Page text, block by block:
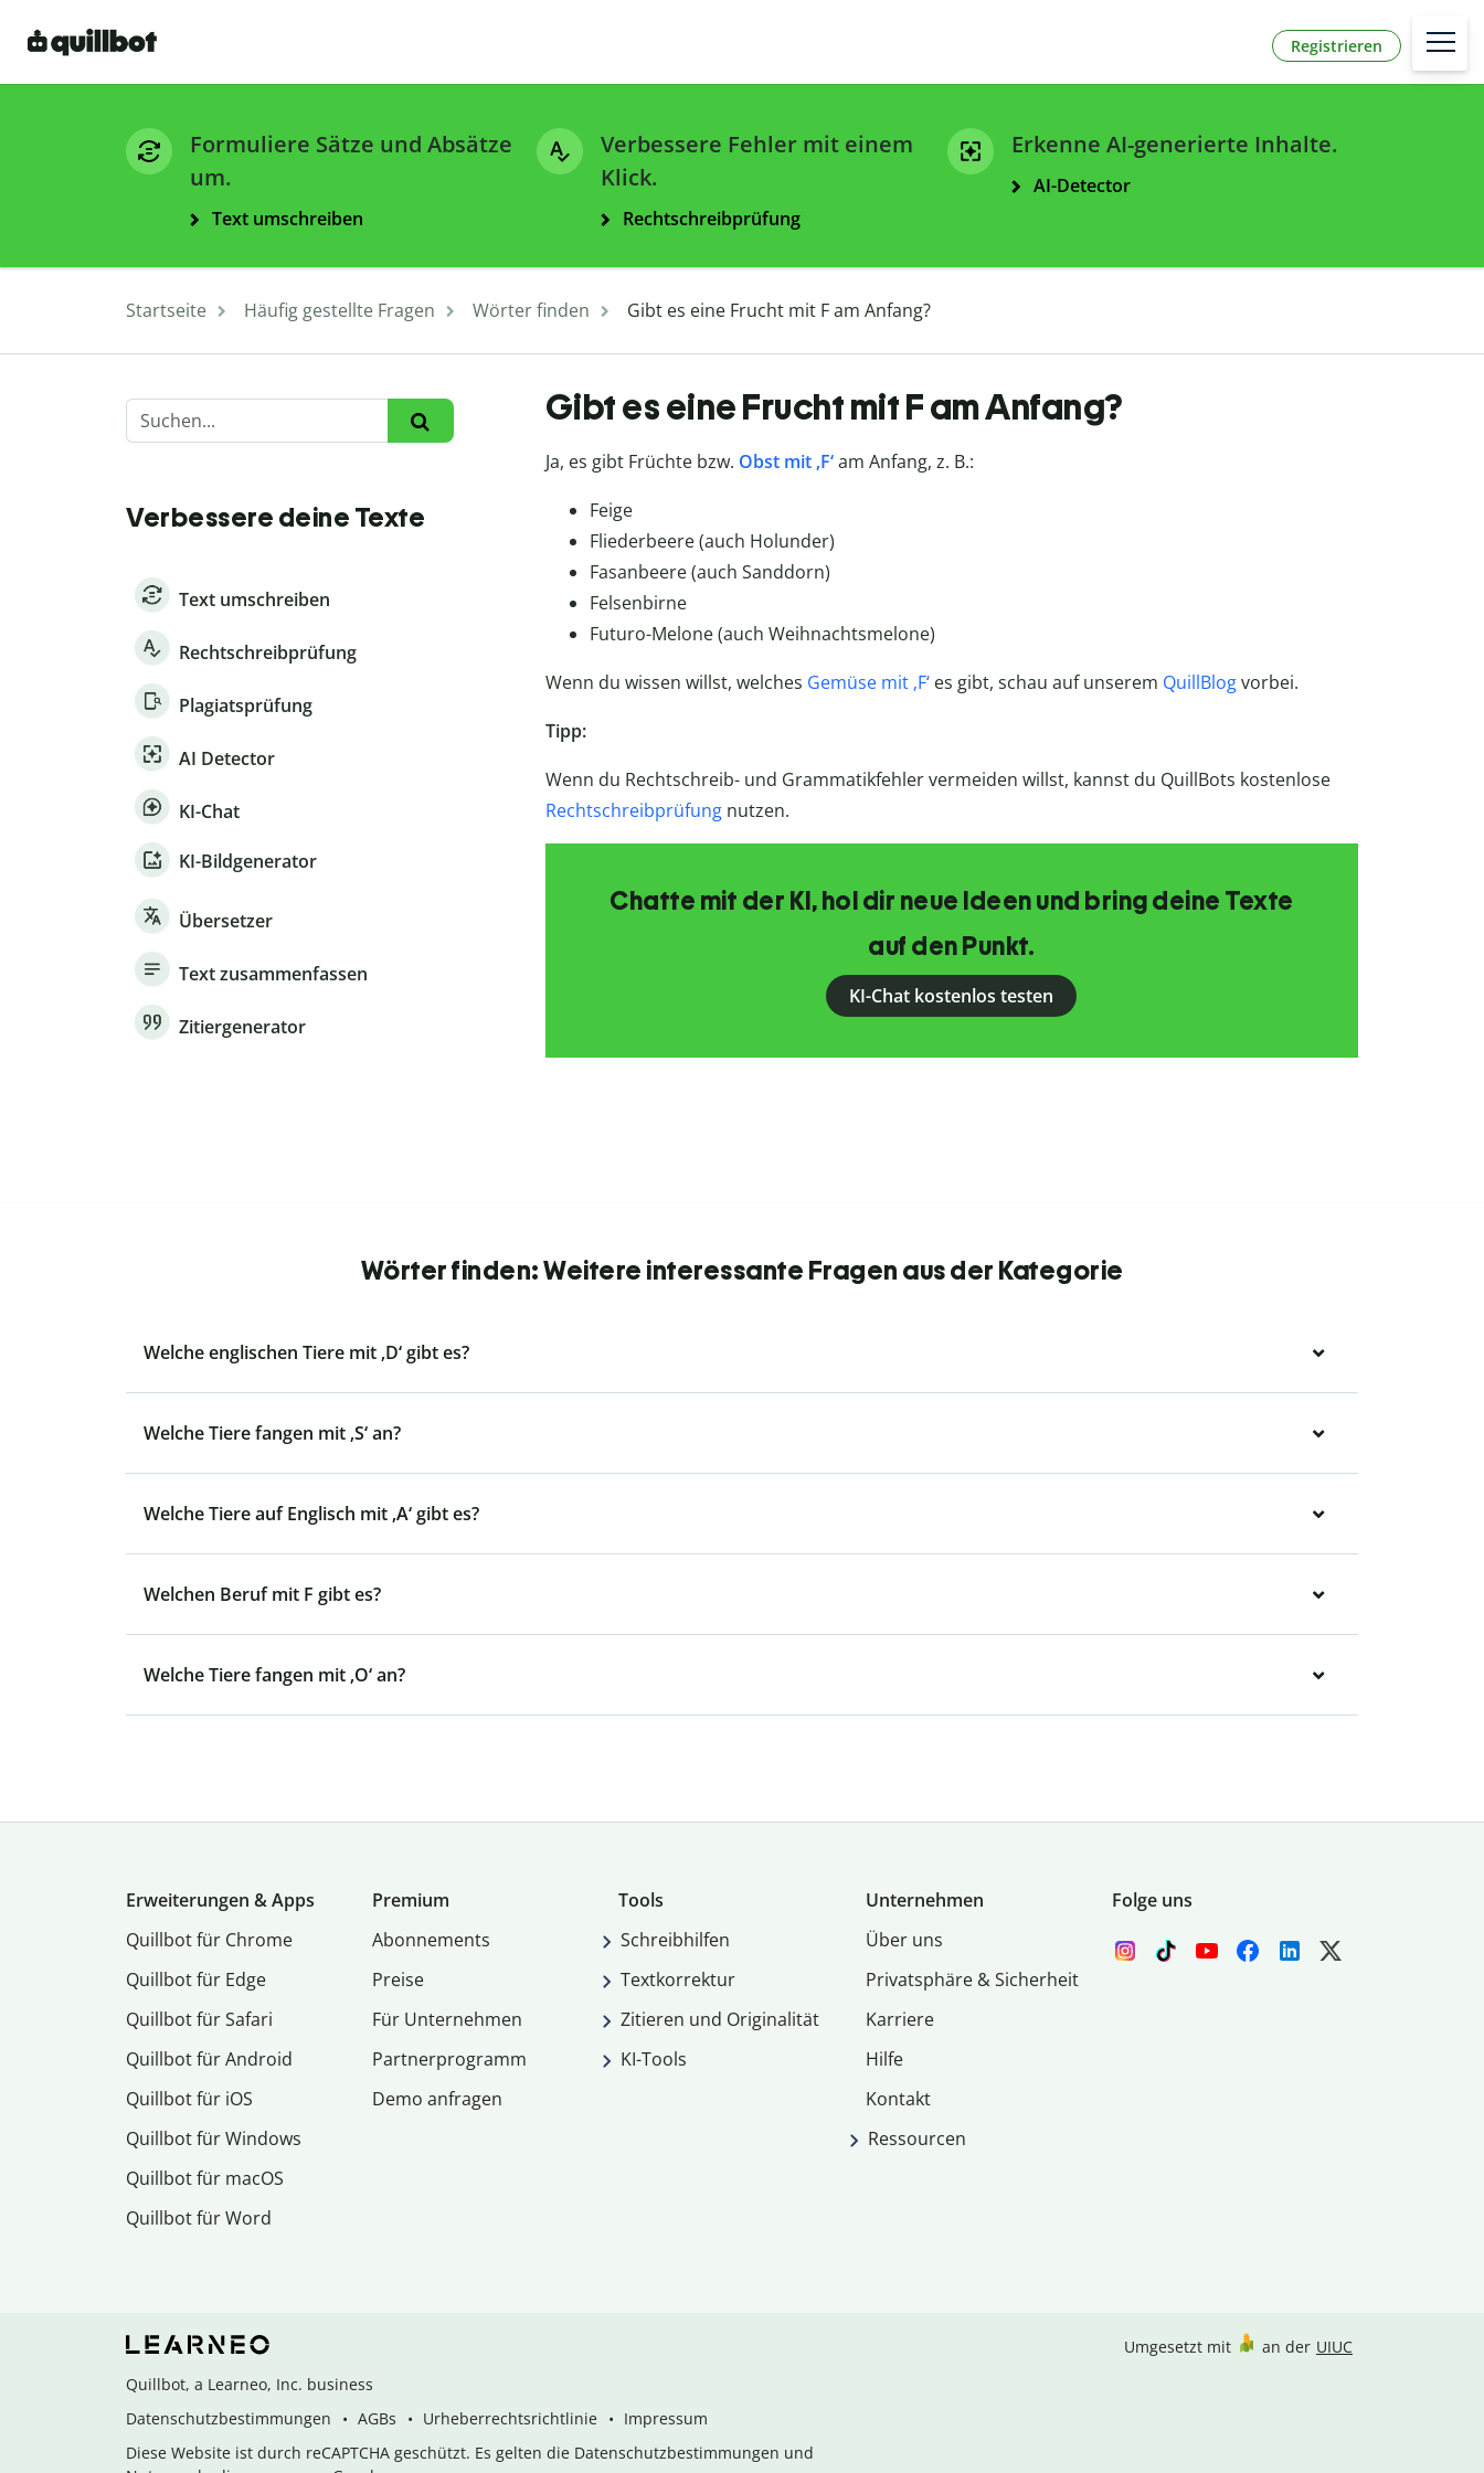
Registrieren
Formuliere Sätze und Absätze
um.
Text umschreiben
Verbessere Fehler mit einem
Klick.
Rechtschreibprüfung
Erkenne AI-generierte Inhalte.
AI-Detector
Startseite Häufig gestellte Fragen Wörter finden Gibt es eine Frucht mit F am Anfang?
Verbessere deine Texte
Text umschreiben
Rechtschreibprüfung
Plagiatsprüfung
AI Detector
KI-Chat
KI-Bildgenerator
Übersetzer
Text zusammenfassen
Zitiergenerator
Gibt es eine Frucht mit F am Anfang?
Ja, es gibt Früchte bzw. Obst mit ‚F‘am Anfang, z. B.:
Feige
Fliederbeere (auch Holunder)
Fasanbeere (auch Sanddorn)
Felsenbirne
Futuro-Melone (auch Weihnachtsmelone)
Wenn du wissen willst, welches Gemüse mit ‚F‘es gibt, schau auf unserem QuillBlogvorbei.
Tipp:
Wenn du Rechtschreib- und Grammatikfehler vermeiden willst, kannst du QuillBots kostenlose
Rechtschreibprüfungnutzen.
Chatte mit der KI, hol dir neue Ideen und bring deine Texte
auf den Punkt.
KI-Chat kostenlos testen
Wörter finden: Weitere interessante Fragen aus der Kategorie
Welche englischen Tiere mit ‚D‘ gibt es?
Welche Tiere fangen mit ‚S‘ an?
Welche Tiere auf Englisch mit ‚A‘ gibt es?
Welchen Beruf mit F gibt es?
Welche Tiere fangen mit ‚O‘ an?
Erweiterungen & Apps
Quillbot für Chrome
Quillbot für Edge
Quillbot für Safari
Quillbot für Android
Quillbot für iOS
Quillbot für Windows
Quillbot für macOS
Quillbot für Word
Premium
Abon­ne­ments
Preise
Für Unternehmen
Partnerprogramm
Demo anfragen
Tools
Schreibhilfen
Textkorrektur
Zitieren und Originalität
KI-Tools
Unternehmen
Über uns
Privatsphäre & Sicherheit
Karriere
Hilfe
Kontakt
Ressourcen
Folge uns
Quillbot, a Learneo, Inc. business
Datenschutzbestimmungen
AGBs Urheberrechtsrichtlinie
Impressum
Diese Website ist durch reCAPTCHA geschützt. Es gelten die Datenschutzbestimmungen und
Umgesetzt mit an der UIUC